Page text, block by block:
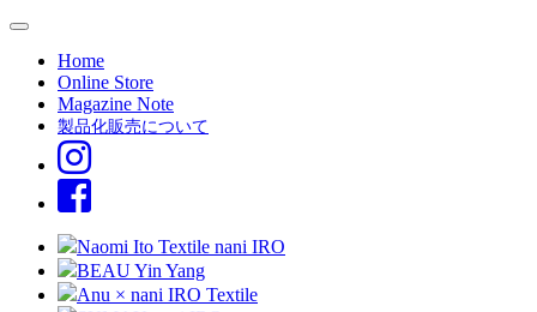
Home
Online Store
Magazine Note
製品化販売について
Naomi Ito Textile nani IRO
BEAU Yin Yang
Anu × nani IRO Textile